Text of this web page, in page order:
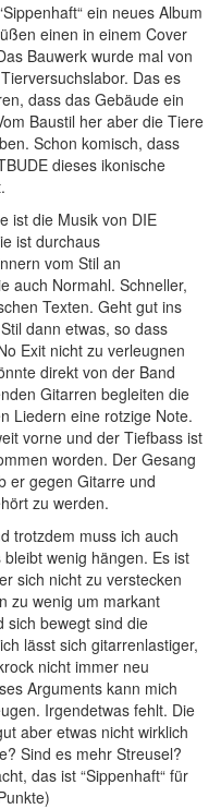
ein neues Album
einen in einem Cover
Bauwerk wurde mal von
Das es
dass das Gebäude ein
Baustil her aber die Tiere
Schon komisch, dass
dieses ikonische
ist die Musik von DIE
ist durchaus
vom Stil an
auch Normahl. Schneller,
Texten. Geht gut ins
dann etwas, so dass
Exit nicht zu verleugnen
direkt von der Band
Gitarren begleiten die
Liedern eine rotzige Note.
vorne und der Tiefbass ist
worden. Der Gesang
er gegen Gitarre und
zu werden.
trotzdem muss ich auch
wenig hängen. Es ist
sich nicht zu verstecken
zu wenig um markant
sich bewegt sind die
lässt sich gitarrenlastiger,
nicht immer neu
Arguments kann mich
Irgendetwas fehlt. Die
aber etwas nicht wirklich
Sind es mehr Streusel?
das ist “Sippenhaft“ für